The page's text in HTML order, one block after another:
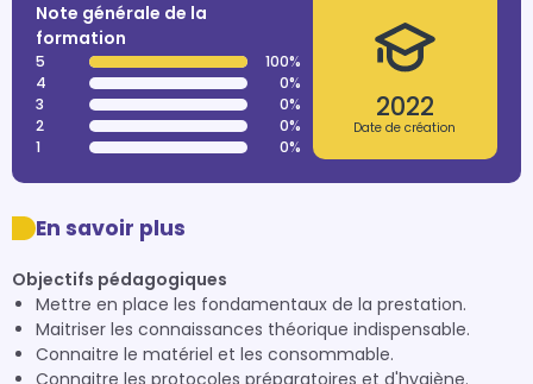
Note générale de la
formation
5
100%
4
0%
3
0%
2
0%
1
0%
2022
Date de création
En savoir plus
Objectifs pédagogiques
Mettre en place les fondamentaux de la prestation.
Maitriser les connaissances théorique indispensable.
Connaitre le matériel et les consommable.
Connaitre les protocoles préparatoires et d'hygiène.